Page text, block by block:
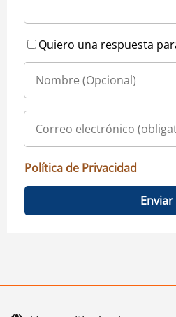
Quiero una respuesta
Política de Privacidad
Enviar